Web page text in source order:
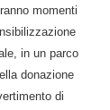
momenti
in un parco
donazione
di